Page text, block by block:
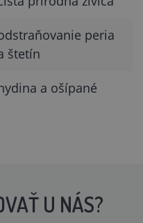
peria
štetín
a ošípané
U NÁS?